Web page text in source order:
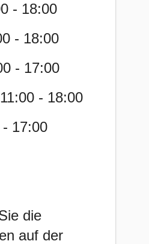
- 18:00
- 18:00
- 17:00
- 18:00
17:00
die
auf der